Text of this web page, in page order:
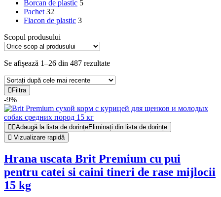
Borcan de plastic 5
Pachet 32
Flacon de plastic 3
Scopul produsului
Se afișează 1–26 din 487 rezultate
Filtra
-9%
Adaugă la lista de dorințeEliminați din lista de dorințe
Vizualizare rapidă
Hrana uscata Brit Premium cu pui
pentru catei si caini tineri de rase mijlocii
15 kg